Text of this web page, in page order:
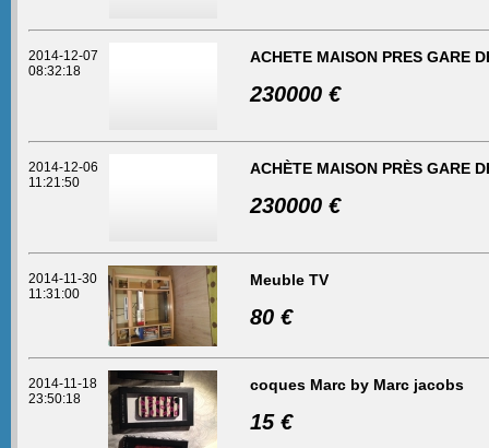
2014-12-07
08:32:18
ACHETE MAISON PRES GARE
230000 €
2014-12-06
11:21:50
ACHÈTE MAISON PRÈS GARE
230000 €
2014-11-30
11:31:00
Meuble TV
80 €
2014-11-18
23:50:18
coques Marc by Marc jacobs
15 €